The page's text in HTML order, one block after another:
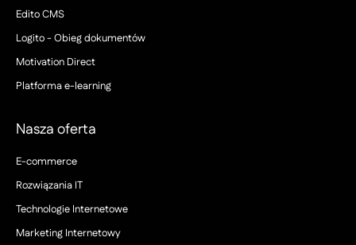
Edito CMS
Logito - Obieg dokumentów
Motivation Direct
Platforma e-learning
Nasza oferta
E-commerce
Rozwiązania IT
Technologie Internetowe
Marketing Internetowy